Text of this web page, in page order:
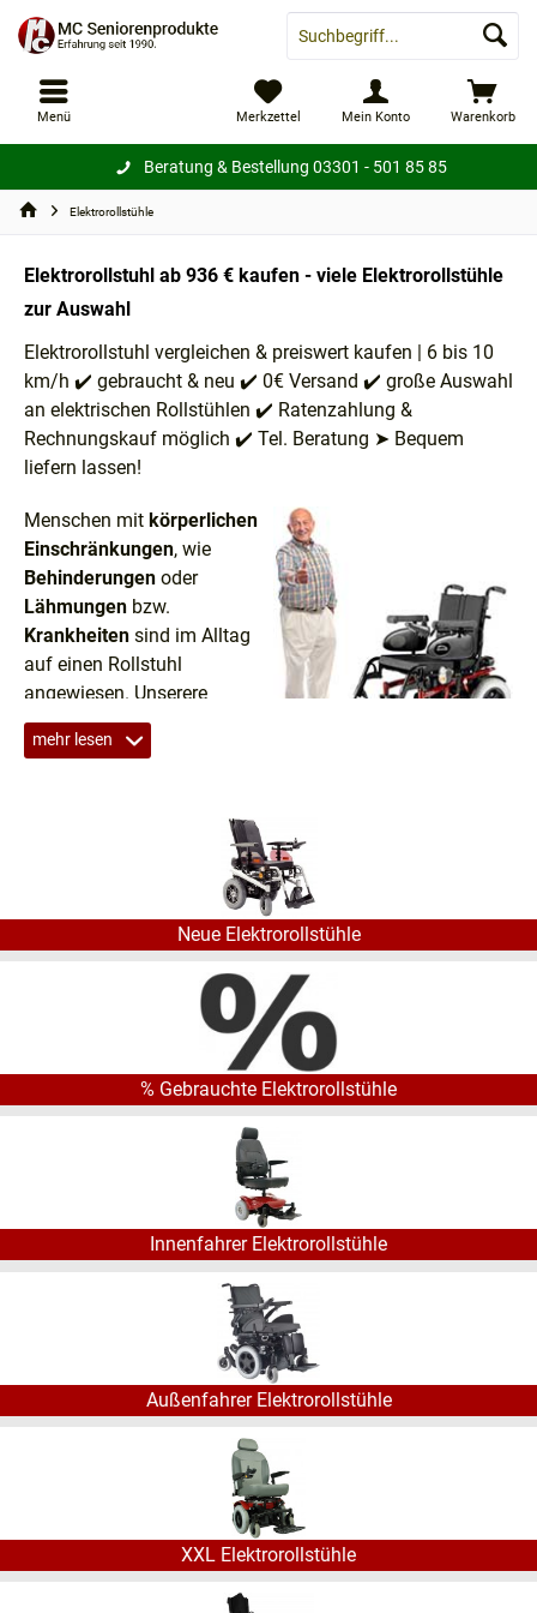
Beratung & Bestellung 03301 - 501 85 85
Warenkorb
Merkzettel Mein Konto
Menü
Elektrorollstühle
Elektrorollstuhl ab 936 € kaufen - viele Elektrorollstühle
zur Auswahl
Elektrorollstuhl vergleichen & preiswert kaufen | 6 bis 10
km/h ✔️ gebraucht & neu ✔️ 0€ Versand ✔️ große Auswahl
an elektrischen Rollstühlen ✔️ Ratenzahlung &
Rechnungskauf möglich ✔️ Tel. Beratung ➤ Bequem
liefern lassen!
Menschen mit körperlichen
Einschränkungen, wie
Behinderungen oder
Lähmungen bzw.
Krankheiten sind im Alltag
auf einen Rollstuhl
angewiesen. Unserere
Elektrorollstühle sind in
punctoKomfort
verhilft. Die vielseitigen Rollstühle mit Elektroantrieb
eignen sich, je nach Modell, alsInnenfahrer
Durch die Bauweise (Anordnung + Größe der Räder) ist
auf ein Minimum reduziert, Sie können
fast auf der Stelle wenden
. Die Steuerung erfolgt über
Bedienfeld lässt sich rechts oder
. Bei einigen Modellen ist die Installation
einer Steuerung für die Begleitperson möglich.
bundesweit
versandkostenfrei
Tipp:Nutzen Sie die Filterfunktion oder unseren FAQ
(Fragen & Antworten) um passende
FAQ – häufig gestellte Fragen und Antworten zum Thema
Elektrorollstuhl
Optionen, Konfigurationen und deren
Zusatzoptionensind lang, vor allem bei den
Modellen von INVACARE und SUNRISE MEDICAL. Hier
würden wir würden Sie bitten uns telefonisch
mehr lesen
Neue Elektrorollstühle
% Gebrauchte Elektrorollstühle
Innenfahrer Elektrorollstühle
Außenfahrer Elektrorollstühle
XXL Elektrorollstühle